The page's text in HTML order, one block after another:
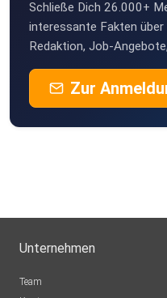
Schließe Dich 26.000+
interessante Fakten
Redaktion, Job-
Zur
Unternehmen
Team